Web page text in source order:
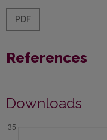
PDF
References
Downloads